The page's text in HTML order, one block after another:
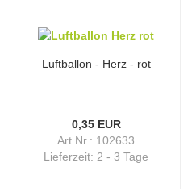
Luftballon - Herz - rot
0,35 EUR
Art.Nr.: 102633
Lieferzeit: 2 - 3 Tage